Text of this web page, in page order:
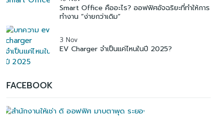
Smart Office คืออะไร? ออฟฟิศอัจฉริยะที่ทำให้การ
ทำงาน “ง่ายกว่าเดิม”
3 Nov
EV Charger จำเป็นแค่ไหนในปี 2025?
FACEBOOK